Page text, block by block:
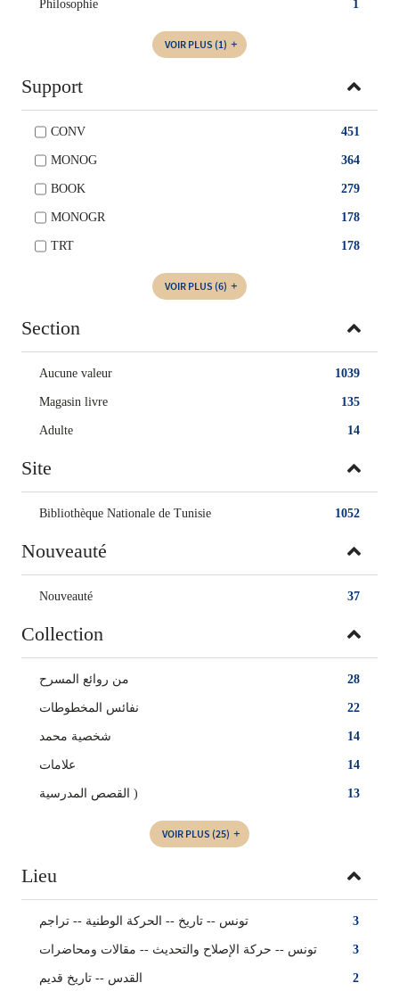
1
Philosophie
VOIR PLUS (1)
Support
451
CONV
364
MONOG
279
BOOK
178
MONOGR
178
TRT
VOIR PLUS (6)
Section
1039
Aucune valeur
135
Magasin livre
14
Adulte
Site
1052
Bibliothèque Nationale de Tunisie
Nouveauté
37
Nouveauté
Collection
28 من روائع المسرح
22 نفائس المخطوطات
14 شخصية محمد
14 علامات
13 القصص المدرسية )
VOIR PLUS (25)
Lieu
3 تونس -- تاريخ -- الحركة الوطنية -- تراجم
3 تونس -- حركة الإصلاح والتحديث -- مقالات ومحاضرات
2 القدس‏ -- ‏تاريخ قديم‏